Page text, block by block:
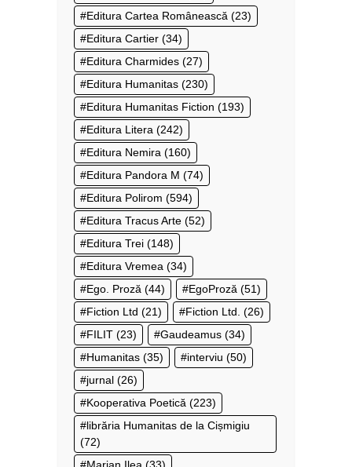
Editura Cartea Românească (23)
Editura Cartier (34)
Editura Charmides (27)
Editura Humanitas (230)
Editura Humanitas Fiction (193)
Editura Litera (242)
Editura Nemira (160)
Editura Pandora M (74)
Editura Polirom (594)
Editura Tracus Arte (52)
Editura Trei (148)
Editura Vremea (34)
Ego. Proză (44) EgoProză (51)
Fiction Ltd (21) Fiction Ltd. (26)
FILIT (23) Gaudeamus (34)
Humanitas (35) interviu (50)
jurnal (26)
Kooperativa Poetică (223)
librăria Humanitas de la Cișmigiu
(72)